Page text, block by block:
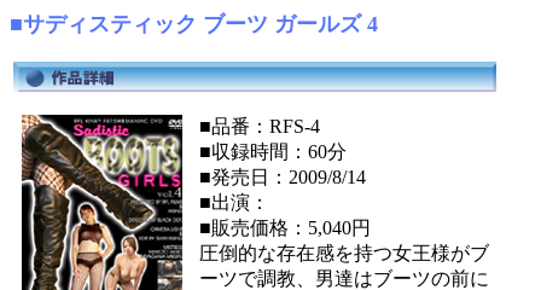
■サディスティック ブーツ ガールズ 4
■品番：RFS-4
■収録時間：60分
■発売日：2009/8/14
■出演：
■販売価格：5,040円
圧倒的な存在感を持つ女王様がブ
ーツで調教、男達はブーツの前に